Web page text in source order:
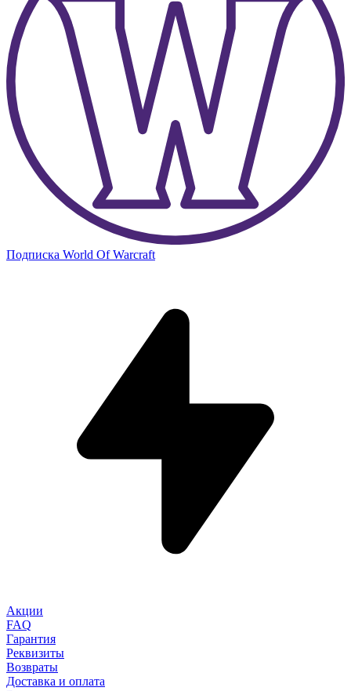
Подписка World Of Warcraft
Акции
FAQ
Гарантия
Реквизиты
Возвраты
Доставка и оплата